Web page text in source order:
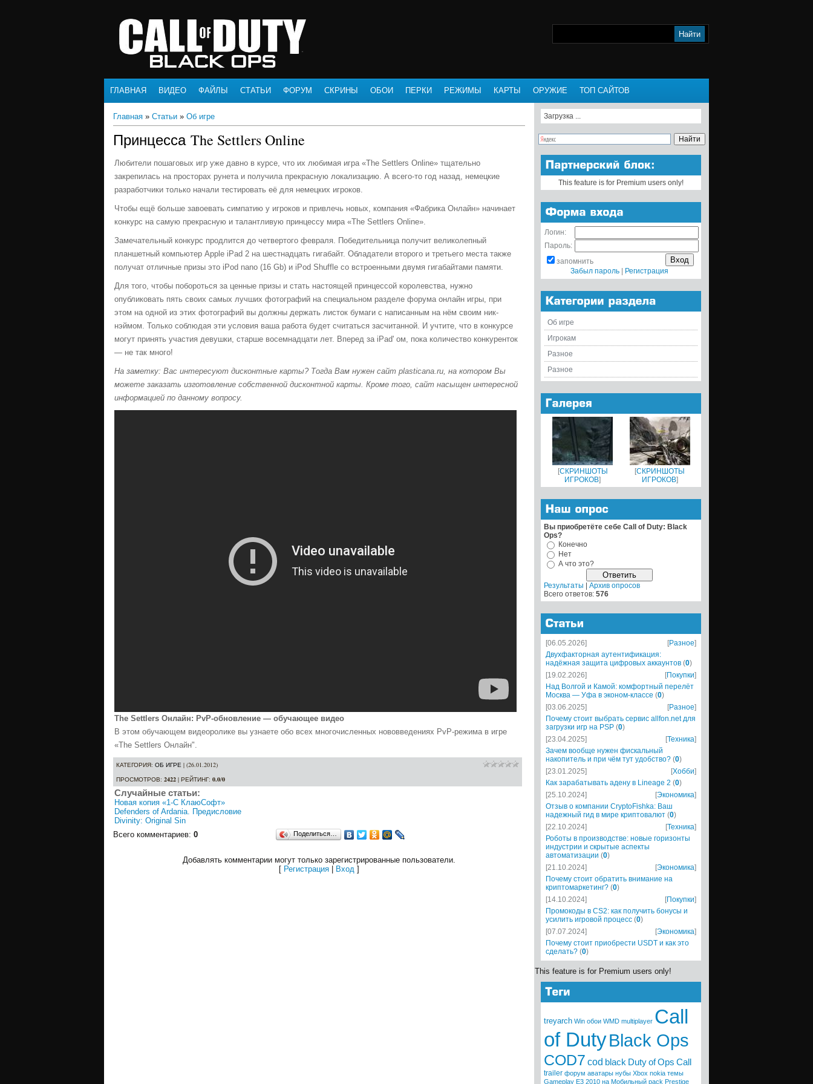
ГЛАВНАЯ ВИДЕО ФАЙЛЫ СТАТЬИ ФОРУМ СКРИНЫ ОБОИ ПЕРКИ РЕЖИМЫ КАРТЫ ОРУЖИЕ ТОП САЙТОВ
Главная » Статьи » Об игре
Принцесса The Settlers Online
Любители пошаговых игр уже давно в курсе, что их любимая игра «The Settlers Online» тщательно
закрепилась на просторах рунета и получила прекрасную локализацию. А всего-то год назад, немецкие
разработчики только начали тестировать её для немецких игроков.
Чтобы ещё больше завоевать симпатию у игроков и привлечь новых, компания «Фабрика Онлайн» начинает
конкурс на самую прекрасную и талантливую принцессу мира «The Settlers Online».
Замечательный конкурс продлится до четвертого февраля. Победительница получит великолепный
планшетный компьютер Apple iPad 2 на шестнадцать гигабайт. Обладатели второго и третьего места также
получат отличные призы это iPod nano (16 Gb) и iPod Shuffle со встроенными двумя гигабайтами памяти.
Для того, чтобы побороться за ценные призы и стать настоящей принцессой королевства, нужно
опубликовать пять своих самых лучших фотографий на специальном разделе форума онлайн игры, при
этом на одной из этих фотографий вы должны держать листок бумаги с написанным на нём своим ник-
нэймом. Только соблюдая эти условия ваша работа будет считаться засчитанной. И учтите, что в конкурсе
могут принять участия девушки, старше восемнадцати лет. Вперед за iPad' ом, пока количество конкуренток
— не так много!
На заметку: Вас интересуют дисконтные карты? Тогда Вам нужен сайт plasticana.ru, на котором Вы
можете заказать изготовление собственной дисконтной карты. Кроме того, сайт насыщен интересной
информацией по данному вопросу.
The Settlers Онлайн: PvP-обновление — обучающее видео
В этом обучающем видеоролике вы узнаете обо всех многочисленных нововведениях PvP-режима в игре
«The Settlers Онлайн".
КАТЕГОРИЯ: ОБ ИГРЕ | (26.01.2012)
ПРОСМОТРОВ: 2422 | РЕЙТИНГ: 0.0/0
Случайные статьи:
Новая копия «1-С КлаюСофт»
Defenders of Ardania. Предисловие
Divinity: Original Sin
Всего комментариев: 0 Поделиться…
Добавлять комментарии могут только зарегистрированные пользователи.
[ Регистрация Вход ]
Загрузка ...
This feature is for Premium users only!
Логин:
Пароль:
запомнить
Забыл пароль| Регистрация
Об игре
Игрокам
Разное
Разное
[СКРИНШОТЫ
ИГРОКОВ]
[СКРИНШОТЫ
ИГРОКОВ]
Вы приобретёте себе Call of Duty: Black
Ops?
Конечно
Нет
А что это?
Результаты
Архив опросов
Всего ответов: 576
[06.05.2026] [Разное]
Двухфакторная аутентификация:
надёжная защита цифровых аккаунтов (0)
[19.02.2026]
[Покупки]
Над Волгой и Камой: комфортный перелёт
Москва — Уфа в эконом-классе (0)
[03.06.2025]
[Разное]
Почему стоит выбрать сервис allfon.net для
загрузки игр на PSP (0)
[23.04.2025]
[Техника]
Зачем вообще нужен фискальный
накопитель и при чём тут удобство? (0)
[23.01.2025]
[Хобби]
Как зарабатывать адену в Lineage 2 (0)
[25.10.2024]
[Экономика]
Отзыв о компании CryptoFishka: Ваш
надежный гид в мире криптовалют (0)
[22.10.2024]
[Техника]
Роботы в производстве: новые горизонты
индустрии и скрытые аспекты
автоматизации (0)
[21.10.2024]
[Экономика]
Почему стоит обратить внимание на
криптомаркетинг? (0)
[14.10.2024]
[Покупки]
Промокоды в CS2: как получить бонусы и
усилить игровой процесс (0)
[07.07.2024]
[Экономика]
Почему стоит приобрести USDT и как это
сделать? (0)
This feature is for Premium users only!
treyarch Win обои WMD multiplayer Call
of DutyBlack Ops
COD7 cod black DutyofOps Call
trailer форум аватары нубы Xbox nokia темы
Gameplay E3 2010 на Мобильный pack Prestige